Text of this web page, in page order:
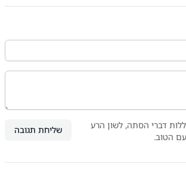
דברי הסתה, לשון הרע
הטוב.
שליחת תגובה